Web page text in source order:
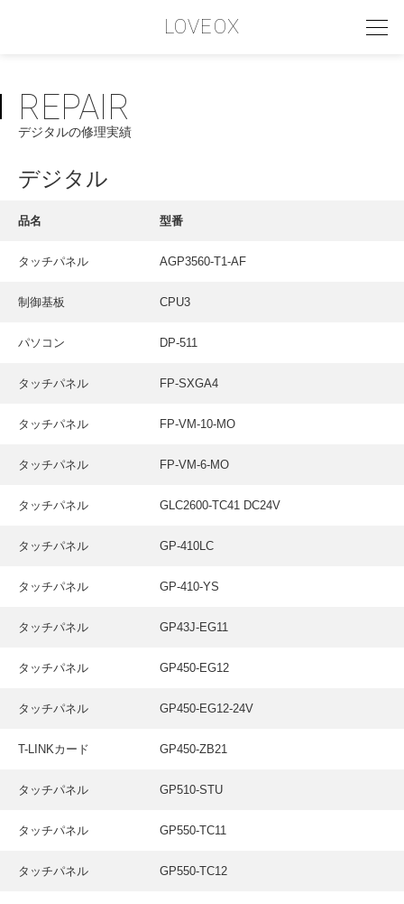
LOVEOX
PHILOSOPHY
フィロソフィー
COMPANY PROFILE
INTERVIEW
お客様インタビュー
RECRUIT
お問い合わせ
REPAIR
デジタルの修理実績
デジタル
品名 型番
タッチパネル AGP3560-T1-AF
制御基板 CPU3
パソコン DP-511
タッチパネル FP-SXGA4
タッチパネル FP-VM-10-MO
タッチパネル FP-VM-6-MO
タッチパネル GLC2600-TC41 DC24V
タッチパネル GP-410LC
タッチパネル GP-410-YS
タッチパネル GP43J-EG11
タッチパネル GP450-EG12
タッチパネル GP450-EG12-24V
T-LINKカード GP450-ZB21
タッチパネル GP510-STU
タッチパネル GP550-TC11
タッチパネル GP550-TC12